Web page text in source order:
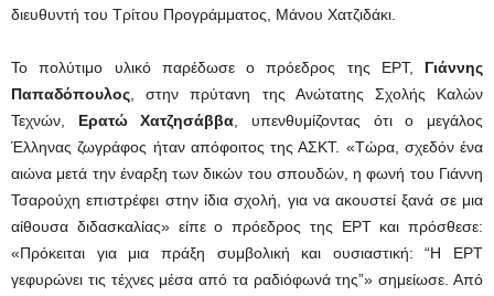
διευθυντή του Τρίτου Προγράμματος, Μάνου Χατζιδάκι.
Το πολύτιμο υλικό παρέδωσε ο πρόεδρος της ΕΡΤ, Γιάννης
Παπαδόπουλος, στην πρύτανη της Ανώτατης Σχολής Καλών
Τεχνών, Ερατώ Χατζησάββα, υπενθυμίζοντας ότι ο μεγάλος
Έλληνας ζωγράφος ήταν απόφοιτος της ΑΣΚΤ. «Τώρα, σχεδόν ένα
αιώνα μετά την έναρξη των δικών του σπουδών, η φωνή του Γιάννη
Τσαρούχη επιστρέφει στην ίδια σχολή, για να ακουστεί ξανά σε μια
αίθουσα διδασκαλίας» είπε ο πρόεδρος της ΕΡΤ και πρόσθεσε:
«Πρόκειται για μια πράξη συμβολική και ουσιαστική: “Η ΕΡΤ
γεφυρώνει τις τέχνες μέσα από τα ραδιόφωνά της”» σημείωσε. Από